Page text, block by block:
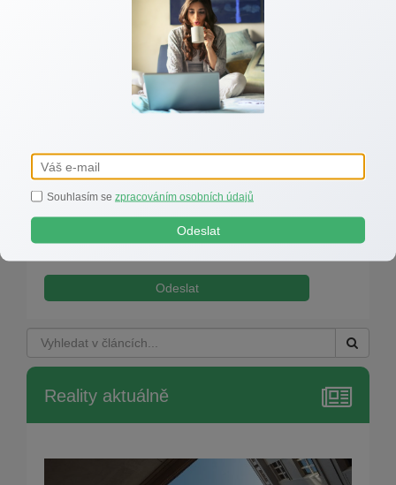
Odeslat
Reality aktuálně
Souhlasím se zpracováním osobních údajů
Odeslat